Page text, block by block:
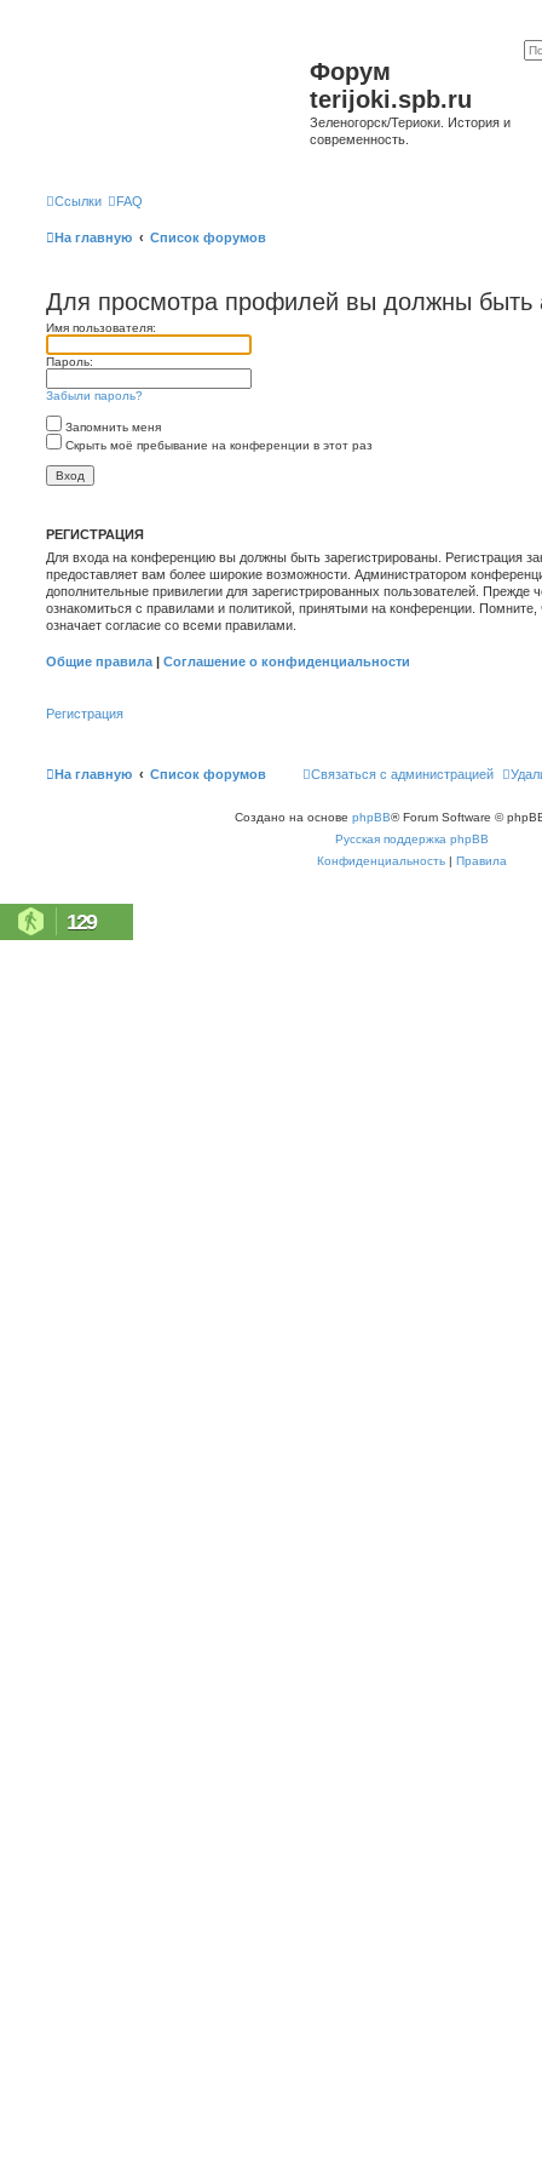
Форум
terijoki.spb.ru
Зеленогорск/Териоки. История и
современность.
Ссылки FAQ
На главную Список форумов
Для просмотра профилей вы должны быть
Имя пользователя:
Пароль:
Забыли пароль?
Запомнить меня
Скрыть моё пребывание на конференции в этот раз
РЕГИСТРАЦИЯ
Для входа на конференцию вы должны быть зарегистрированы. Регистрация
предоставляет вам более широкие возможности. Администратором
дополнительные привилегии для зарегистрированных пользователей. Прежде
ознакомиться с правилами и политикой, принятыми на конференции.
означает согласие со всеми правилами.
Общие правила | Соглашение о конфиденциальности
Регистрация
На главную Список форумов Связаться с администрацией
Создано на основе phpBB® Forum Software ©
Русская поддержка phpBB
Конфиденциальность | Правила
129